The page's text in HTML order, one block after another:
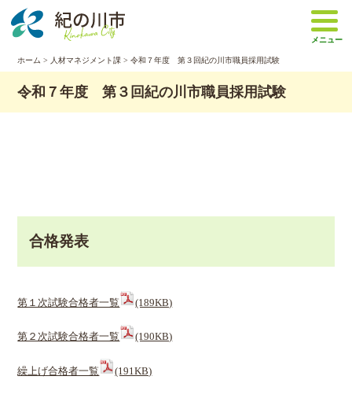
メニュー
ホーム > 人材マネジメント課 > 令和７年度 第３回紀の川市職員採用試験
令和７年度 第３回紀の川市職員採用試験
合格発表
第１次試験合格者一覧 (189KB)
第２次試験合格者一覧 (190KB)
繰上げ合格者一覧 (191KB)